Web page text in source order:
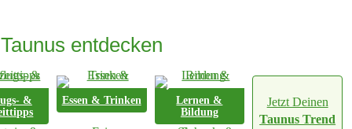
entdecken
&
Essen & Trinken
Lernen &
Bildung
Jetzt Deinen
Taunus Trend
Circus Carl Busch
Weiter zur Webseite